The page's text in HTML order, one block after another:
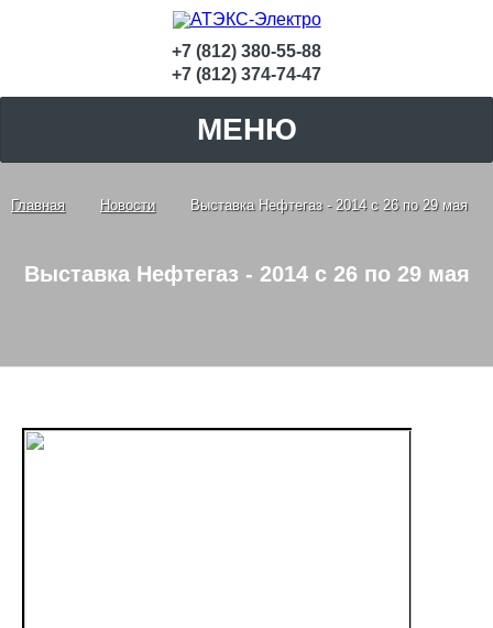
+7 (812) 380-55-88
+7 (812) 374-74-47
МЕНЮ
Главная Новости Выставка Нефтегаз - 2014 с 26 по 29 мая
Выставка Нефтегаз - 2014 с 26 по 29 мая